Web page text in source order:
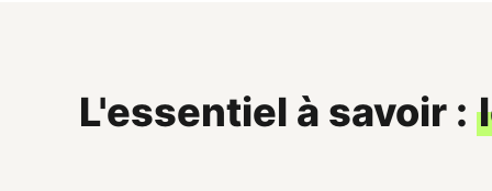
L'essentiel à savoir :